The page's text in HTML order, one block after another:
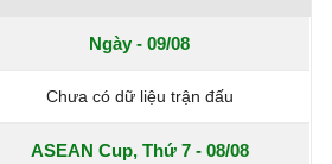
Ngày - 09/08
Chưa có dữ liệu trận đấu
ASEAN Cup, Thứ 7 - 08/08